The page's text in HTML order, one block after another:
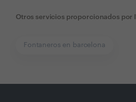
Otros servicios proporcionados por
Fontaneros en barcelona